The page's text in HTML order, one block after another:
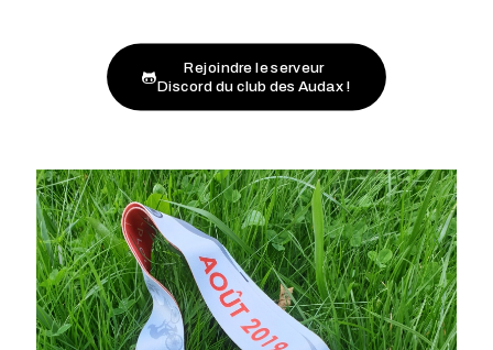
Rejoindre le serveur
Discord du club des Audax !